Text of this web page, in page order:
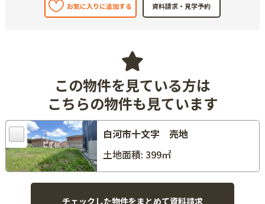
お気に入りに追加する
この物件を見ている方は
こちらの物件も見ています
白河市十文字 売地
土地面積: 399㎡